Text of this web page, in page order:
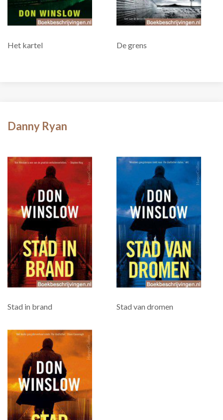
Het kartel De grens
Danny Ryan
Stad in brand Stad van dromen